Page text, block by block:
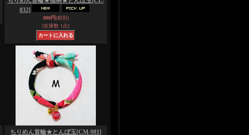
832]
800円(税別)
[在庫数 1点]
ちりめん首輪★とんぼ玉[CM-981]